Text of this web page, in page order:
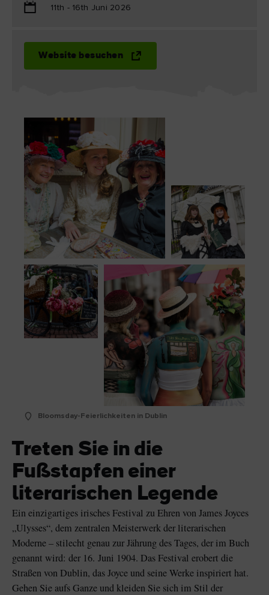
11th - 16th Juni 2026
Website besuchen
Bloomsday-Feierlichkeiten in Dublin
Treten Sie in die
Fußstapfen einer
literarischen Legende
Ein einzigartiges irisches Festival zu Ehren von James Joyces
„Ulysses“, dem zentralen Meisterwerk der literarischen
Moderne – stilecht genau zur Jährung des Tages, der im Buch
genannt wird: der 16. Juni 1904. Das Festival erobert die
Straßen von Dublin, das Joyce und seine Werke inspiriert hat.
Gehen Sie aufs Ganze und kleiden Sie sich im Stil der